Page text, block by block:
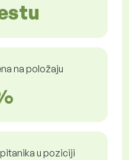
na položaju
u poziciji